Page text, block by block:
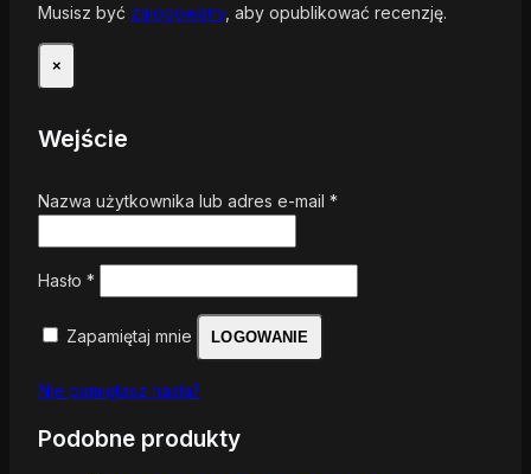
Musisz być zalogowany, aby opublikować recenzję.
×
Wejście
Nazwa użytkownika lub adres e-mail *
Hasło *
Zapamiętaj mnie LOGOWANIE
Nie pamiętasz hasła?
Podobne produkty